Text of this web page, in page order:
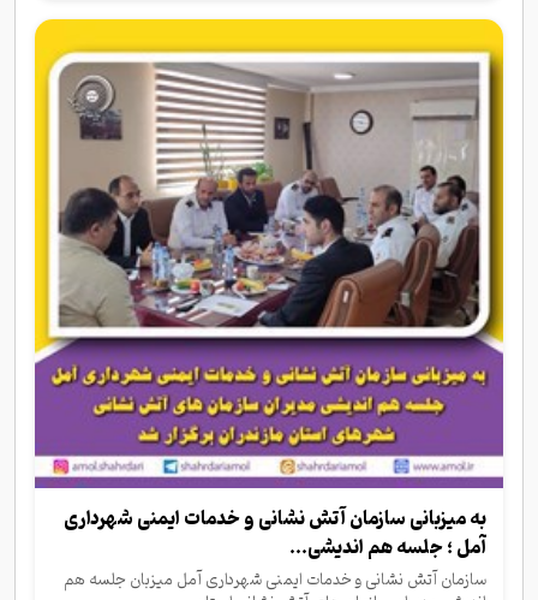
به میزبانی سازمان آتش نشانی و خدمات ایمنی شهرداری
آمل ؛ جلسه هم اندیشی...
سازمان آتش نشانی و خدمات ایمنی شهرداری آمل میزبان جلسه هم